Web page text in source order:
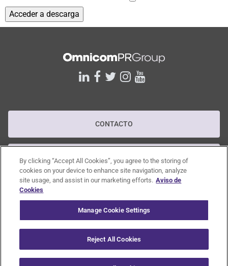
linkedin
facebook
twitterinstagram
youtube
CONTACTO
POLÍTICA DE PRIVACIDAD
© 2020 Omnicom Public Relations Group Inc. All rights reserved.
By clicking “Accept All Cookies”, you agree to the storing of
cookies on your device to enhance site navigation, analyze
site usage, and assist in our marketing efforts. Aviso de
Cookies
Manage Cookie Settings
Reject All Cookies